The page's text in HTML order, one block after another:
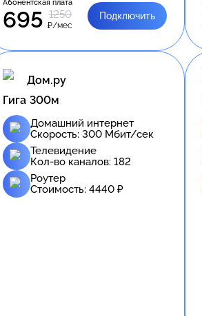
Абонентская плата
695 1250
₽/мес
Подключить
Дом.ру
Гига 300м
Домашний интернет
Скорость: 300 Мбит/сек
Телевидение
Кол-во каналов: 182
Роутер
Стоимость: 4440 ₽